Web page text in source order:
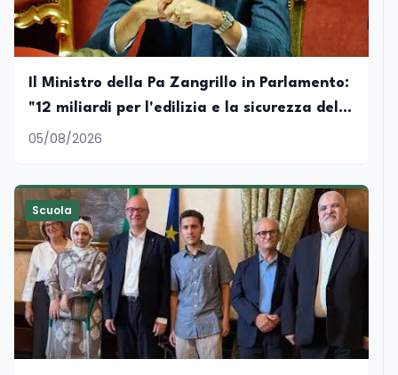
Il Ministro della Pa Zangrillo in Parlamento:
"12 miliardi per l'edilizia e la sicurezza delle
scuole con risorse Pnrr"
05/08/2026
Scuola